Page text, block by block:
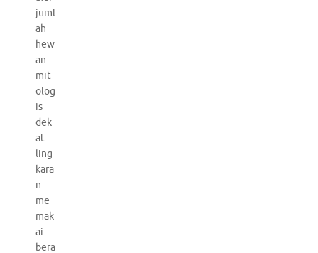
juml
ah
hew
an
mit
olog
is
dek
at
ling
kara
n
me
mak
ai
bera